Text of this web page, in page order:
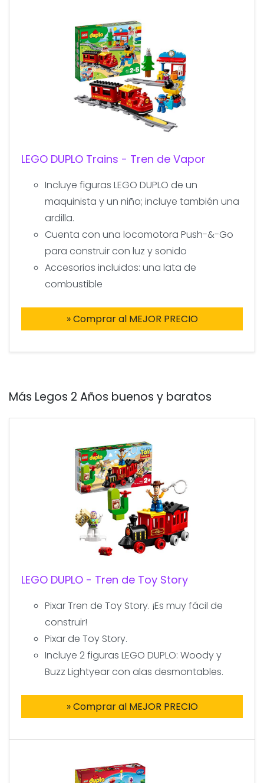
LEGO DUPLO Trains - Tren de Vapor
Incluye figuras LEGO DUPLO de un
maquinista y un niño; incluye también una
ardilla.
Cuenta con una locomotora Push-&-Go
para construir con luz y sonido
Accesorios incluidos: una lata de
combustible
» Comprar al MEJOR PRECIO
Más Legos 2 Años buenos y baratos
LEGO DUPLO - Tren de Toy Story
Pixar Tren de Toy Story. ¡Es muy fácil de
construir!
Pixar de Toy Story.
Incluye 2 figuras LEGO DUPLO: Woody y
Buzz Lightyear con alas desmontables.
» Comprar al MEJOR PRECIO